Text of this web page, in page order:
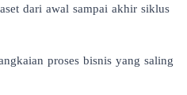
dari awal sampai akhir siklus
proses bisnis yang saling